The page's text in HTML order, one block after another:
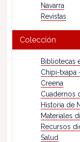
Navarra
Revistas
Colección
Bibliotecas
Chipi-txapa
Creena
Cuadernos
Historia de
Materiales
Recursos
Salud